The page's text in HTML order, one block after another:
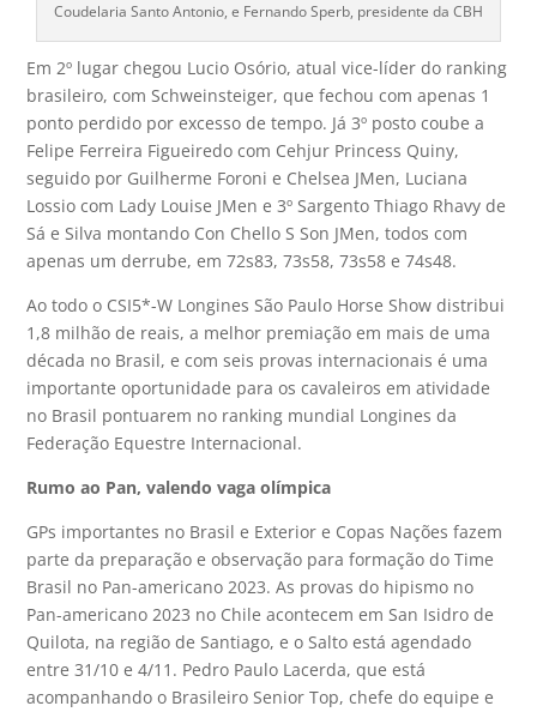
Coudelaria Santo Antonio, e Fernando Sperb, presidente da CBH
Em 2º lugar chegou Lucio Osório, atual vice-líder do ranking
brasileiro, com Schweinsteiger, que fechou com apenas 1
ponto perdido por excesso de tempo. Já 3º posto coube a
Felipe Ferreira Figueiredo com Cehjur Princess Quiny,
seguido por Guilherme Foroni e Chelsea JMen, Luciana
Lossio com Lady Louise JMen e 3º Sargento Thiago Rhavy de
Sá e Silva montando Con Chello S Son JMen, todos com
apenas um derrube, em 72s83, 73s58, 73s58 e 74s48.
Ao todo o CSI5*-W Longines São Paulo Horse Show distribui
1,8 milhão de reais, a melhor premiação em mais de uma
década no Brasil, e com seis provas internacionais é uma
importante oportunidade para os cavaleiros em atividade
no Brasil pontuarem no ranking mundial Longines da
Federação Equestre Internacional.
Rumo ao Pan, valendo vaga olímpica
GPs importantes no Brasil e Exterior e Copas Nações fazem
parte da preparação e observação para formação do Time
Brasil no Pan-americano 2023. As provas do hipismo no
Pan-americano 2023 no Chile acontecem em San Isidro de
Quilota, na região de Santiago, e o Salto está agendado
entre 31/10 e 4/11. Pedro Paulo Lacerda, que está
acompanhando o Brasileiro Senior Top, chefe do equipe e